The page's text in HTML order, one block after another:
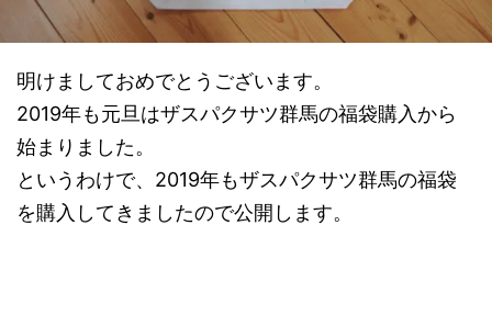
明けましておめでとうございます。
2019年も元旦はザスパクサツ群馬の福袋購入から
始まりました。
というわけで、2019年もザスパクサツ群馬の福袋
を購入してきましたので公開します。